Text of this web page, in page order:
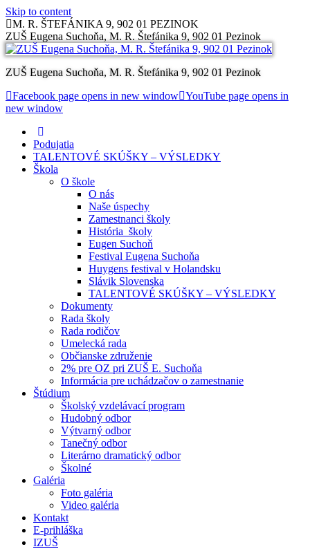
Skip to content
M. R. ŠTEFÁNIKA 9, 902 01 PEZINOK
ZUŠ Eugena Suchoňa, M. R. Štefánika 9, 902 01 Pezinok
ZUŠ Eugena Suchoňa, M. R. Štefánika 9, 902 01 Pezinok
Facebook page opens in new window YouTube page opens in
new window
Podujatia
TALENTOVÉ SKÚŠKY – VÝSLEDKY
Škola
O škole
O nás
Naše úspechy
Zamestnanci školy
História školy
Eugen Suchoň
Festival Eugena Suchoňa
Huygens festival v Holandsku
Slávik Slovenska
TALENTOVÉ SKÚŠKY – VÝSLEDKY
Dokumenty
Rada školy
Rada rodičov
Umelecká rada
Občianske združenie
2% pre OZ pri ZUŠ E. Suchoňa
Informácia pre uchádzačov o zamestnanie
Štúdium
Školský vzdelávací program
Hudobný odbor
Výtvarný odbor
Tanečný odbor
Literárno dramatický odbor
Školné
Galéria
Foto galéria
Video galéria
Kontakt
E-prihláška
IZUŠ